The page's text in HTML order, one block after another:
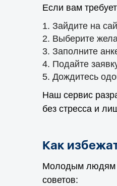
Если вам
Зайдите на
Выберите
Заполните
Подайте
Дождитесь
Наш сервис
без стресса и
Как
Молодым людям
советов: